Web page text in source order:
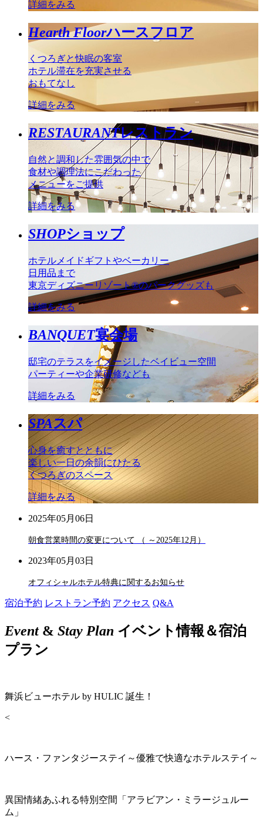
詳細をみる
Hearth Floorハースフロア
くつろぎと快眠の客室
ホテル滞在を充実させる
おもてなし
詳細をみる
RESTAURANTレストラン
自然と調和した雰囲気の中で
食材や調理法にこだわった
メニューをご提供
詳細をみる
SHOPショップ
ホテルメイドギフトやベーカリー
日用品まで
東京ディズニーリゾート®のパークグッズも
詳細をみる
BANQUET宴会場
邸宅のテラスをイメージしたベイビュー空間
パーティーや企業研修なども
詳細をみる
SPAスパ
心身を癒すとともに
楽しい一日の余韻にひたる
くつろぎのスペース
詳細をみる
2025年05月06日
朝食営業時間の変更について （ ～2025年12月）
2023年05月03日
オフィシャルホテル特典に関するお知らせ
宿泊予約 レストラン予約 アクセス Q&A
Event& Stay Plan イベント情報＆宿泊
プラン
舞浜ビューホテル by HULIC 誕生！
<
ハース・ファンタジーステイ～優雅で快適なホテルステイ～
異国情緒あふれる特別空間「アラビアン・ミラージュルー
ム」